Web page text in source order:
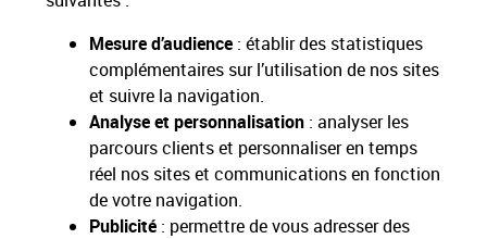
Mesure d’audience : établir des statistiques
complémentaires sur l’utilisation de nos sites
et suivre la navigation.
Analyse et personnalisation : analyser les
parcours clients et personnaliser en temps
réel nos sites et communications en fonction
de votre navigation.
Publicité : permettre de vous adresser des
Comment expédier du vin aux
États-Unis ?
En savoir plus